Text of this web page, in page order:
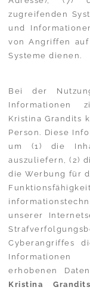
zugreifenden
und
von Angriffen
Systeme dienen.
Bei der
Informationen
Kristina Grandits
Person. Diese
um (1) die
auszuliefern, (2)
die Werbung für
unserer
Cyberangriffes
Informationen
erhobenen
Kristina Grandits